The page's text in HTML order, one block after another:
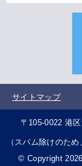
サイトマップ
〒105-0022 港
（スパム除けのた
© Copyright